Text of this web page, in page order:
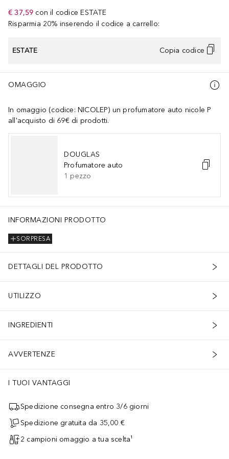
€ 37,59 con il codice ESTATE
Risparmia 20% inserendo il codice a carrello:
ESTATE Copia codice
OMAGGIO
In omaggio (codice: NICOLEP) un profumatore auto nicole P
all'acquisto di 69€ di prodotti.
DOUGLAS
Profumatore auto
1 pezzo
INFORMAZIONI PRODOTTO
SORPRESA
DETTAGLI DEL PRODOTTO
UTILIZZO
INGREDIENTI
AVVERTENZE
I TUOI VANTAGGI
Spedizione consegna entro 3/6 giorni
Spedizione gratuita da 35,00 €
2 campioni omaggio a tua scelta¹